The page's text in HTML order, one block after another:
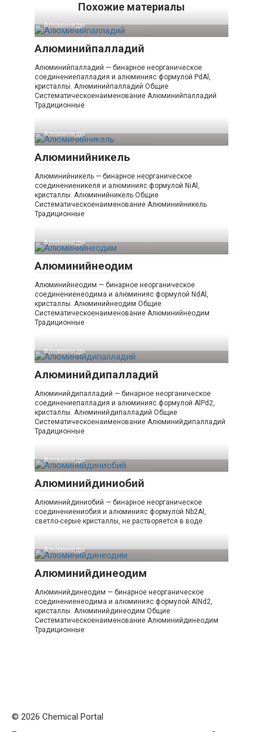
Похожие материалы
Алюминиды‎
Алюминийпалладий
Алюминийпалладий — бинарное неорганическое
соединениепалладия и алюминияс формулой PdAl,
кристаллы. Алюминийпалладий Общие
Систематическоенаименование Алюминийпалладий
Традиционные
Алюминиды‎
Алюминийникель
Алюминийникель — бинарное неорганическое
соединениеникеля и алюминияс формулой NiAl,
кристаллы. Алюминийникель Общие
Систематическоенаименование Алюминийникель
Традиционные
Алюминиды‎
Алюминийнеодим
Алюминийнеодим — бинарное неорганическое
соединениенеодима и алюминияс формулой NdAl,
кристаллы. Алюминийнеодим Общие
Систематическоенаименование Алюминийнеодим
Традиционные
Алюминиды‎
Алюминийдипалладий
Алюминийдипалладий — бинарное неорганическое
соединениепалладия и алюминияс формулой AlPd2,
кристаллы. Алюминийдипалладий Общие
Систематическоенаименование Алюминийдипалладий
Традиционные
Алюминиды‎
Алюминийдиниобий
Алюминийдиниобий — бинарное неорганическое
соединениениобия и алюминияс формулой Nb2Al,
светло-серые кристаллы, не растворяется в воде.
Алюминиды‎
Алюминийдинеодим
Алюминийдинеодим — бинарное неорганическое
соединениенеодима и алюминияс формулой AlNd2,
кристаллы. Алюминийдинеодим Общие
Систематическоенаименование Алюминийдинеодим
Традиционные
© 2026 Chemical Portal